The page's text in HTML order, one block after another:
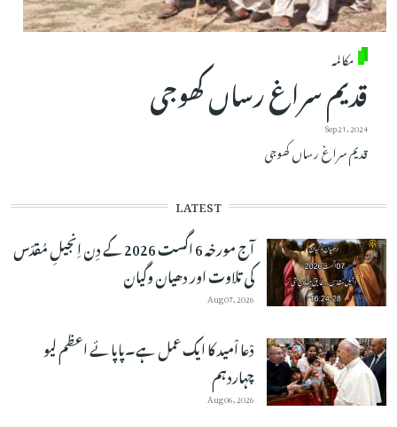
مکالمہ
قدیم سراغ رساں کھوجی
Sep 21, 2024
قدیم سراغ رساں کھوجی
LATEST
آج مورخہ 6 اگست 2026 کے دِن اِنجیلِ مُقدّس
کی تلاوت اور دھیان وگیان
Aug 07, 2026
دْعا اْمید کا ایک عمل ہے۔پاپائے اعظم لیو
چہاردہم
Aug 06, 2026